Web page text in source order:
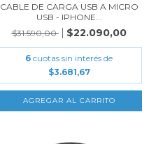
CABLE DE CARGA USB A MICRO
USB - IPHONE...
$31.590,00
$22.090,00
6 cuotas sin interés de
$3.681,67